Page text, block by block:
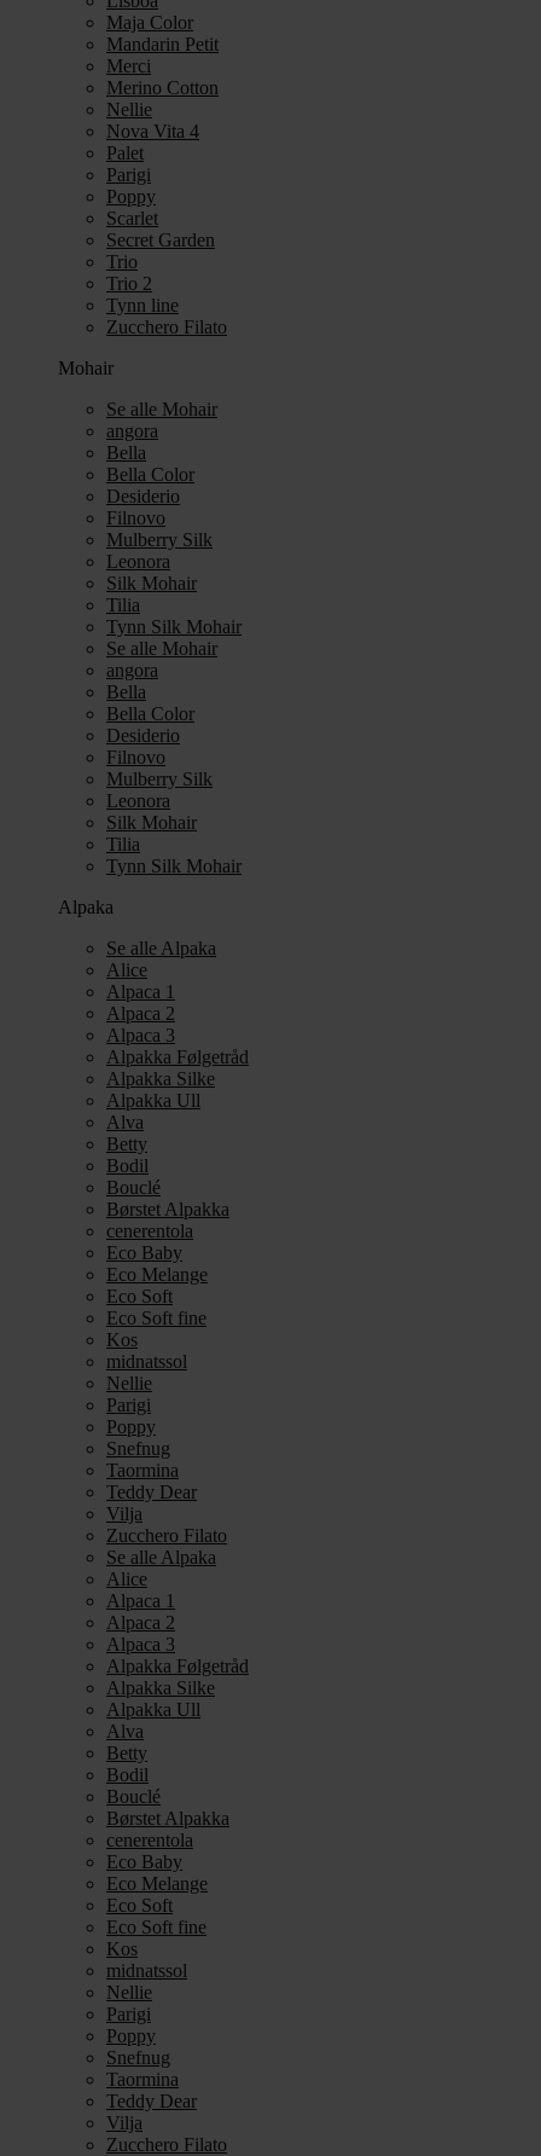
Maja Color
Mandarin Petit
Merci
Merino Cotton
Nellie
Nova Vita 4
Palet
Parigi
Poppy
Scarlet
Secret Garden
Trio
Trio 2
Tynn line
Zucchero Filato
Mohair
Se alle Mohair
angora
Bella
Bella Color
Desiderio
Filnovo
Mulberry Silk
Leonora
Silk Mohair
Tilia
Tynn Silk Mohair
Se alle Mohair
angora
Bella
Bella Color
Desiderio
Filnovo
Mulberry Silk
Leonora
Silk Mohair
Tilia
Tynn Silk Mohair
Alpaka
Se alle Alpaka
Alice
Alpaca 1
Alpaca 2
Alpaca 3
Alpakka Følgetråd
Alpakka Silke
Alpakka Ull
Alva
Betty
Bodil
Bouclé
Børstet Alpakka
cenerentola
Eco Baby
Eco Melange
Eco Soft
Eco Soft fine
Kos
midnatssol
Nellie
Parigi
Poppy
Snefnug
Taormina
Teddy Dear
Vilja
Zucchero Filato
Se alle Alpaka
Alice
Alpaca 1
Alpaca 2
Alpaca 3
Alpakka Følgetråd
Alpakka Silke
Alpakka Ull
Alva
Betty
Bodil
Bouclé
Børstet Alpakka
cenerentola
Eco Baby
Eco Melange
Eco Soft
Eco Soft fine
Kos
midnatssol
Nellie
Parigi
Poppy
Snefnug
Taormina
Teddy Dear
Vilja
Zucchero Filato